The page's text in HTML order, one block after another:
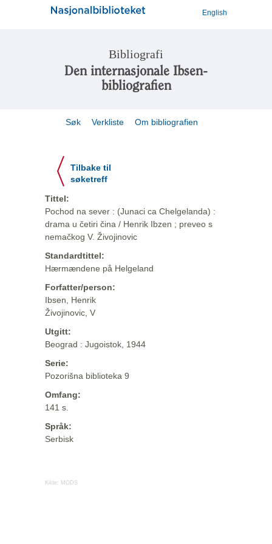
English
Bibliografi
Den internasjonale Ibsen-
bibliografien
Søk Verkliste Om bibliografien
Tilbake til
søketreff
Tittel:
Pochod na sever : (Junaci ca Chelgelanda) :
drama u četiri čina / Henrik Ibzen ; preveo s
nemačkog V. Živojinovic
Standardtittel:
Hærmændene på Helgeland
Forfatter/person:
Ibsen, Henrik
Živojinovic, V
Utgitt:
Beograd : Jugoistok, 1944
Serie:
Pozorišna biblioteka 9
Omfang:
141 s.
Språk:
Serbisk
Kilde: MODS